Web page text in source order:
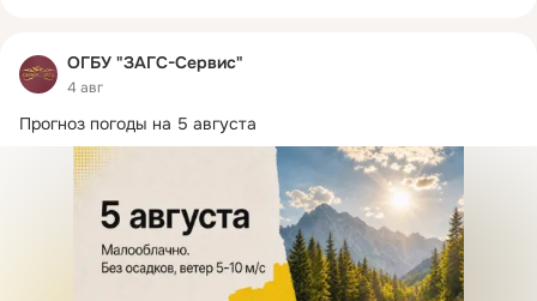
ОГБУ "ЗАГС-Сервис"
4 авг
Прогноз погоды на 5 августа